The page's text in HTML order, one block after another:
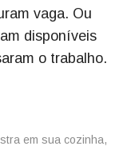
vaga. Ou
disponíveis
o trabalho.